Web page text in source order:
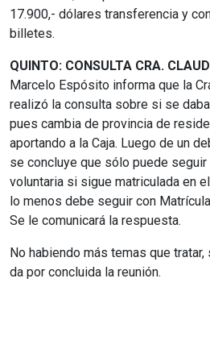
17.900,- dólares transferencia y
billetes.
QUINTO: CONSULTA CRA.
Marcelo Espósito informa que la
realizó la consulta sobre si se
pues cambia de provincia de
aportando a la Caja. Luego de un
se concluye que sólo puede
voluntaria si sigue matriculada en
lo menos debe seguir con
Se le comunicará la respuesta.
No habiendo más temas que
da por concluida la reunión.